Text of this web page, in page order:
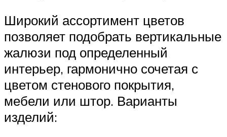
Широкий ассортимент цветов
позволяет подобрать вертикальные
жалюзи под определенный
интерьер, гармонично сочетая с
цветом стенового покрытия,
мебели или штор. Варианты
изделий: